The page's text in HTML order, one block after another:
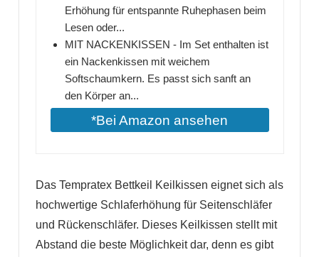
Erhöhung für entspannte Ruhephasen beim
Lesen oder...
MIT NACKENKISSEN - Im Set enthalten ist
ein Nackenkissen mit weichem
Softschaumkern. Es passt sich sanft an
den Körper an...
*Bei Amazon ansehen
Das Tempratex Bettkeil Keilkissen eignet sich als
hochwertige Schlaferhöhung für Seitenschläfer
und Rückenschläfer. Dieses Keilkissen stellt mit
Abstand die beste Möglichkeit dar, denn es gibt